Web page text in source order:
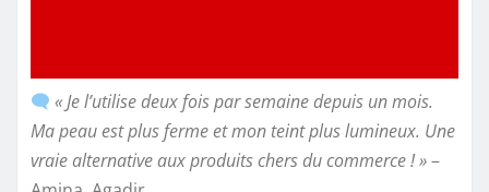
« Je l’utilise deux fois par semaine depuis un mois.
Ma peau est plus ferme et mon teint plus lumineux. Une
vraie alternative aux produits chers du commerce ! »–